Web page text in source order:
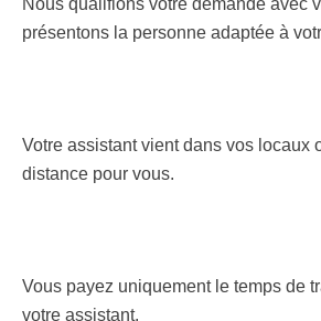
Nous qualifions votre demande avec
présentons la personne adaptée à
Votre assistant vient dans vos locaux
distance pour vous.
Vous payez uniquement le temps de
votre assistant.